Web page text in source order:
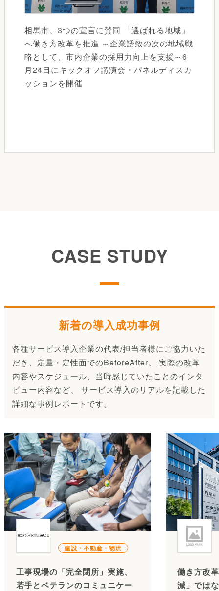
相馬市、3つの宣言に賛同 「選ばれる地域」
へ働き方改革を推進 ～企業誘致の次の地域戦
略として、市内企業の採用力向上を支援～6
月24日にキックオフ講演会・パネルディスカ
ッションを開催
CASE STUDY
新着の導入成功事例
各種サービス導入企業の代表/担当者様にご協力いた
だき、定量・定性面でのBeforeAfter、 実際の改革
内容やスケジュール、当時感じていたことのインタ
ビュー内容など、 サービス導入のリアルを記載した
詳細な事例レポートです。
建設・不動産・物流
工事現場の「完全閉所」実施、
若手とベテランのコミュニケー
働き方改
減」では